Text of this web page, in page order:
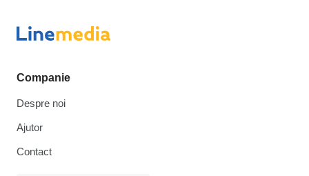
Companie
Despre noi
Ajutor
Contact